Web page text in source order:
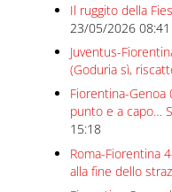
Il ruggito della
23/05/2026 08:41
Juventus-
(Goduria sì,
Fiorentina-Genoa
punto e a capo…
15:18
Roma-Fiorentina
alla fine dello